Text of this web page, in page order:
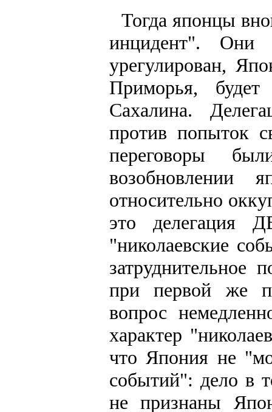
Тогда японцы
инцидент". Они
урегулирован,
Приморья, будет
Сахалина.
против попыток
переговоры
возобновлении
относительно
это делегация
"николаевские
затруднительное
при первой же
вопрос
характер
что Япония не
событий": дело в
не признаны